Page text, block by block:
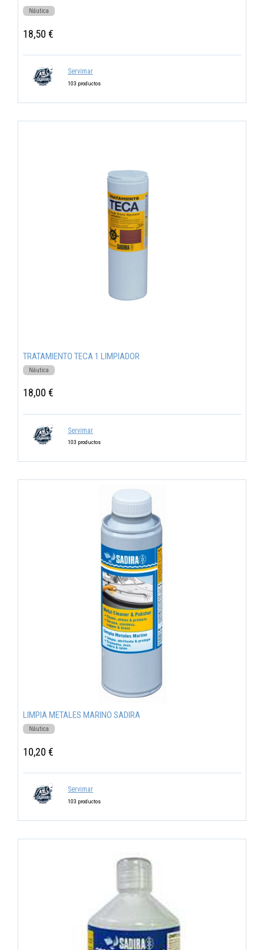
Náutica
18,50 €
Servimar
103 productos
TRATAMIENTO TECA 1 LIMPIADOR
Náutica
18,00 €
Servimar
103 productos
LIMPIA METALES MARINO SADIRA
Náutica
10,20 €
Servimar
103 productos